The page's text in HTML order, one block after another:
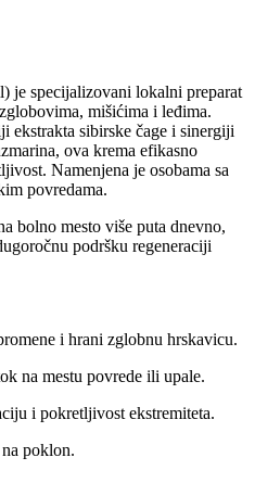
je specijalizovani lokalni preparat
mišićima i leđima.
ekstrakta sibirske čage i sinergiji
ova krema efikasno
Namenjena je osobama sa
povredama.
bolno mesto više puta dnevno,
podršku regeneraciji
i hrani zglobnu hrskavicu.
na mestu povrede ili upale.
i pokretljivost ekstremiteta.
poklon.